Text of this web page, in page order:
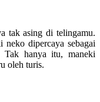
tak asing di telingamu.
dipercaya sebagai
Tak hanya itu, maneki
oleh turis.